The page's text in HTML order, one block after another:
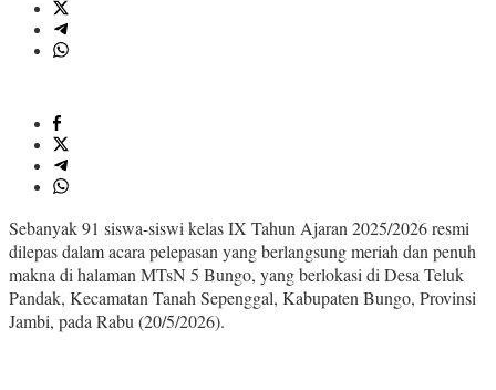
Sebanyak 91 siswa-siswi kelas IX Tahun Ajaran 2025/2026 resmi
dilepas dalam acara pelepasan yang berlangsung meriah dan penuh
makna di halaman MTsN 5 Bungo, yang berlokasi di Desa Teluk
Pandak, Kecamatan Tanah Sepenggal, Kabupaten Bungo, Provinsi
Jambi, pada Rabu (20/5/2026).